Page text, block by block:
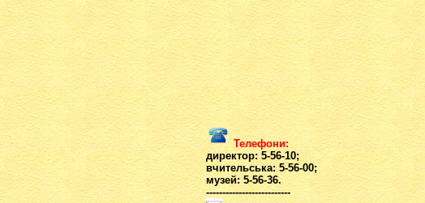
Телефони:
директор: 5-56-10;
вчительська: 5-56-00;
музей: 5-56-36.
--------------------------